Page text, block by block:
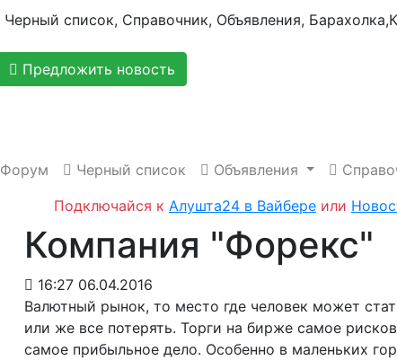
Предложить новость
Форум Черный список Объявления
Подключайся к Алушта24 в Вайбере или
Компания "Форекс"
16:27 06.04.2016
Валютный рынок, то место где человек может
или же все потерять. Торги на бирже самое
самое прибыльное дело. Особенно в маленьких